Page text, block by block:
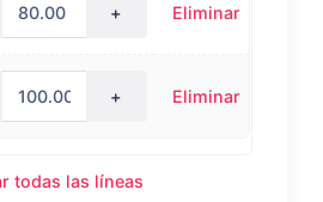
+ Eliminar
+ Eliminar
todas las líneas